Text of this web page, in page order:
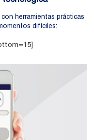
herramientas prácticas
difíciles: